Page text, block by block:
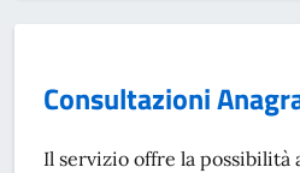
Consultazioni
Il servizio offre la possibilità